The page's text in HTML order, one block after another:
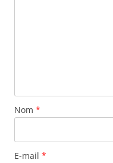
Nom *
E-mail *